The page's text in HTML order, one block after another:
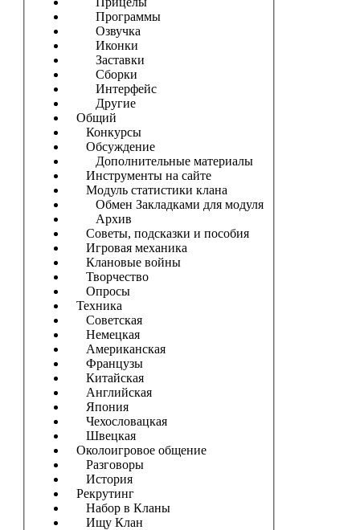
Программы
Озвучка
Иконки
Заставки
Сборки
Интерфейс
Другие
Общий
Конкурсы
Обсуждение
Дополнительные материалы
Инструменты на сайте
Модуль статистики клана
Обмен Закладками для модуля
Архив
Советы, подсказки и пособия
Игровая механика
Клановые войны
Творчество
Опросы
Техника
Советская
Немецкая
Американская
Французы
Китайская
Английская
Япония
Чехословацкая
Швецкая
Околоигровое общение
Разговоры
История
Рекрутинг
Набор в Кланы
Ищу Клан